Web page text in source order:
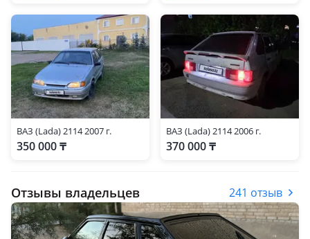
ВАЗ (Lada) 2114 2007 г.
350 000 ₸
ВАЗ (Lada) 2114 2006 г.
370 000 ₸
Отзывы владельцев 241 отзыв